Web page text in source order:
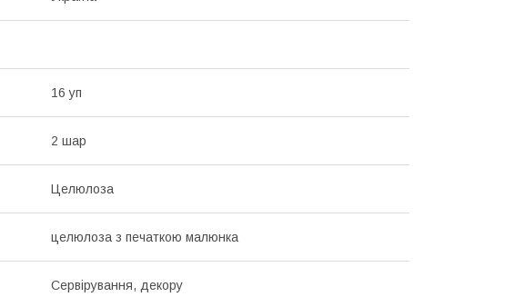
16 уп
2 шар
Целюлоза
целюлоза з печаткою малюнка
Сервірування, декору